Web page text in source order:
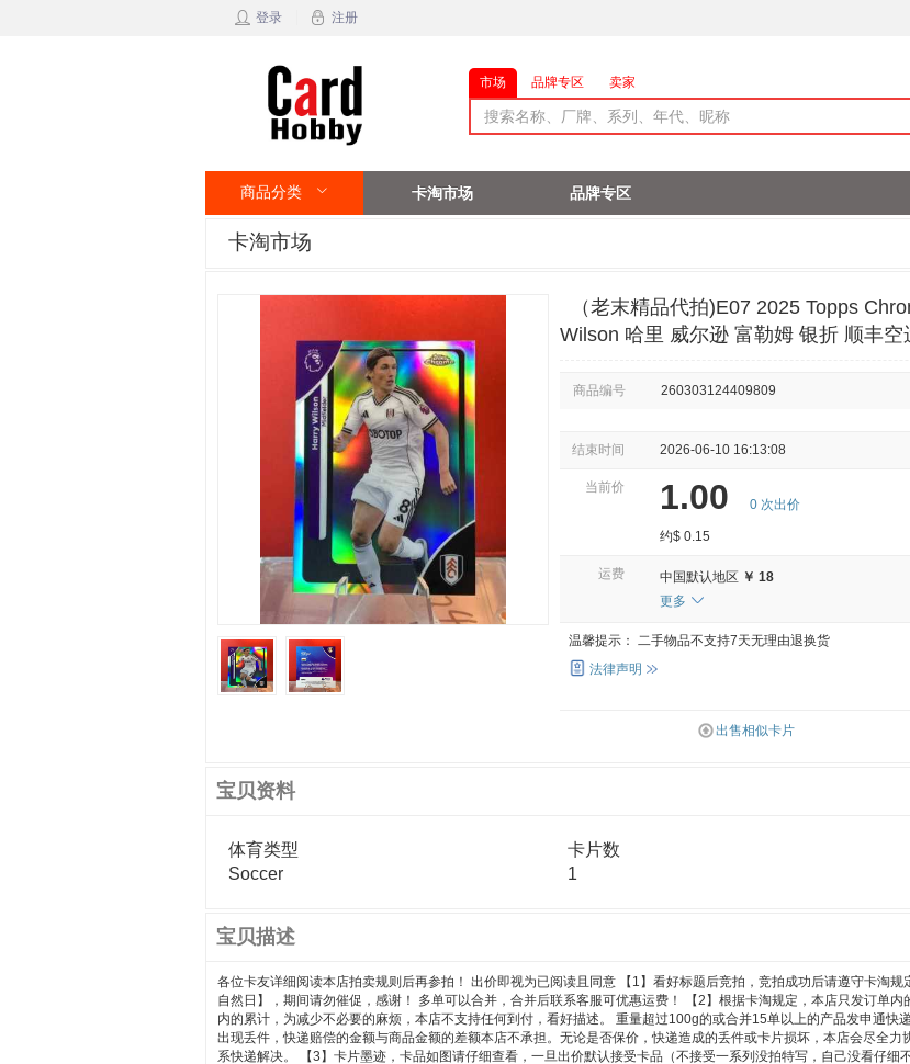
登录 注册
市场 品牌专区 卖家
商品分类 卡淘市场 品牌专区
卡淘市场
（老末精品代拍)E07 2025 Topps
Wilson 哈里 威尔逊 富勒姆 银折 顺丰空
商品编号 260303124409809
结束时间 2026-06-10 16:13:08
当前价 1.00 0 次出价
约$ 0.15
运费 中国默认地区 ￥ 18
更多
温馨提示：
二手物品不支持7天无理由退换货
法律声明
出售相似卡片
宝贝资料
体育类型
Soccer
卡片数
1
宝贝描述
各位卡友详细阅读本店拍卖规则后再参拍！ 出价即视为已阅读且同意 【1】看好标题后竞拍，竞拍成功后请遵守卡淘
自然日】，期间请勿催促，感谢！ 多单可以合并，合并后联系客服可优惠运费！ 【2】根据卡淘规定，本店只发订单
内的累计，为减少不必要的麻烦，本店不支持任何到付，看好描述。 重量超过100g的或合并15单以上的产品发申通快
出现丢件，快递赔偿的金额与商品金额的差额本店不承担。无论是否保价，快递造成的丢件或卡片损坏，本店会尽全
系快递解决。 【3】卡片墨迹，卡品如图请仔细查看，一旦出价默认接受卡品（不接受一系列没拍特写，自己没看仔细